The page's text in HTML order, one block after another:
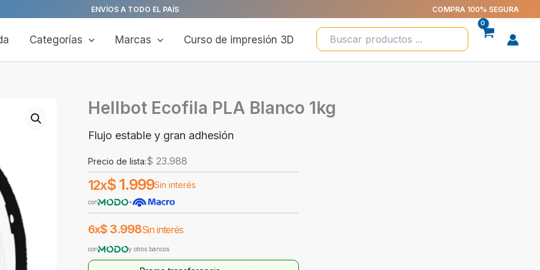
ENVÍOS A TODO EL PAÍS COMPRA 100% SEGURA
Categorías Marcas Curso de impresión 3D
Hellbot Ecofila PLA Blanco 1kg
Flujo estable y gran adhesión
Precio de lista:$ 23.988
12x$1.999Sin interés
con +
6x$3.998Sin interés
con y otros bancos